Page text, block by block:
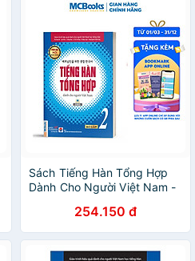
Sách Tiếng Hàn Tổng Hợp
Dành Cho Người Việt Nam -
254.150 đ